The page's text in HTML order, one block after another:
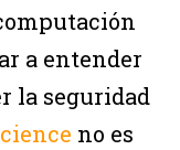
a entender
la seguridad
no es